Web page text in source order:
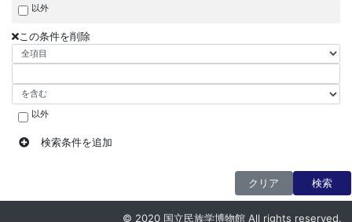
以外
この条件を削除
以外
検索条件を追加
クリア 検索
© 2020 国立民族学博物館 All rights reserved.